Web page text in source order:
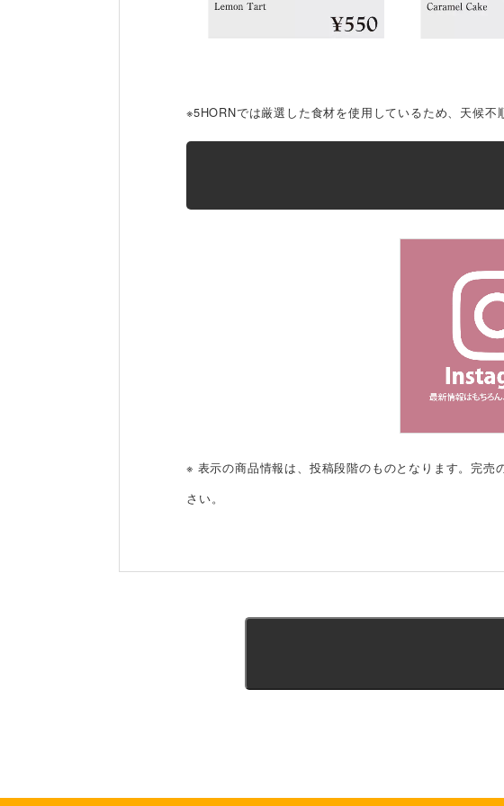
※5HORNでは厳選した食材を使用しているため、天候不
※ 表示の商品情報は、投稿段階のものとなります。完
さい。